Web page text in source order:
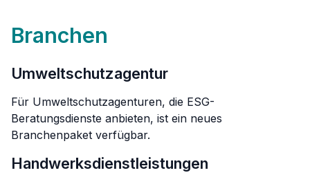
Branchen
Umweltschutzagentur
Für Umweltschutzagenturen, die ESG-
Beratungsdienste anbieten, ist ein neues
Branchenpaket verfügbar.
Handwerksdienstleistungen